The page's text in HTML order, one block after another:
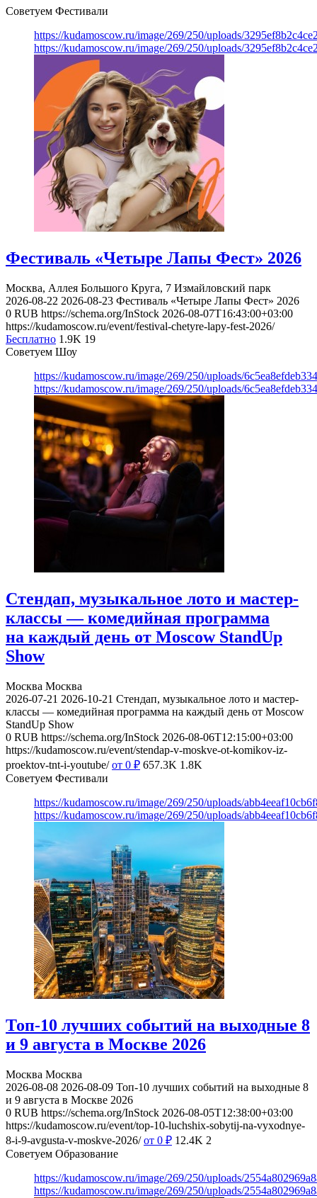
Советуем Фестивали
https://kudamoscow.ru/image/269/250/uploads/
https://kudamoscow.ru/image/269/250/uploads/
Фестиваль «Четыре Лапы Фест» 2026
Москва, Аллея Большого Круга, 7 Измайловский парк
2026-08-22 2026-08-23 Фестиваль «Четыре Лапы Фест» 2026
0 RUB https://schema.org/InStock 2026-08-07T16:43:00+03:00
https://kudamoscow.ru/event/festival-chetyre-lapy-fest-2026/
Бесплатно 1.9K 19
Советуем Шоу
https://kudamoscow.ru/image/269/250/uploads/
https://kudamoscow.ru/image/269/250/uploads/
Стендап, музыкальное лото и мастер-
классы — комедийная программа
на каждый день от Moscow StandUp
Show
Москва Москва
2026-07-21 2026-10-21 Стендап, музыкальное лото и мастер-
классы — комедийная программа на каждый день от Moscow
StandUp Show
0 RUB https://schema.org/InStock 2026-08-06T12:15:00+03:00
https://kudamoscow.ru/event/stendap-v-moskve-ot-komikov-iz-
proektov-tnt-i-youtube/ от 0 ₽ 657.3K 1.8K
Советуем Фестивали
https://kudamoscow.ru/image/269/250/uploads/
https://kudamoscow.ru/image/269/250/uploads/
Топ-10 лучших событий на выходные 8
и 9 августа в Москве 2026
Москва Москва
2026-08-08 2026-08-09 Топ-10 лучших событий на выходные 8
и 9 августа в Москве 2026
0 RUB https://schema.org/InStock 2026-08-05T12:38:00+03:00
https://kudamoscow.ru/event/top-10-luchshix-sobytij-na-vyxodnye-
8-i-9-avgusta-v-moskve-2026/ от 0 ₽ 12.4K 2
Советуем Образование
https://kudamoscow.ru/image/269/250/uploads/
https://kudamoscow.ru/image/269/250/uploads/